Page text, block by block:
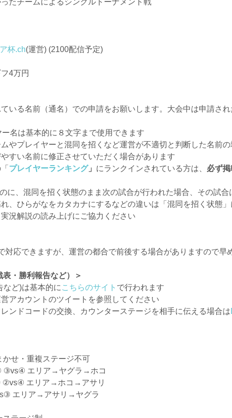
たチームによるシングルトーナメント戦
杯.ch(運営) (2100配信予定)
4万円
いる名前（通名）での申請をお願いします。大会中は申請さ
名は基本的に８文字まで使用できます
やプレイヤーと混同を招くなど運営が不適切と判断した名前
すい名前に修正させていただく場合があります
プレイヤーランキング」 にランクインされている方は、 必ず
、混同を招く状態のまま次の試合が行われた場合、その試合
、ひらがなをカタカナにするなどの違いは「混同を招く状態」
況解説の読み上げにご協力ください
対応できますが、運営の都合で前後する場合がありますので早
・勝利報告など）＞
など)は基本的に こちらのサイト で行われます
アカウントのツイートを参照してください
ンドコードの交換、カウンターステージを相手に伝える場合は
かせ・重複ステージ不可
③vs④ エリア→ヤグラ→ホコ
リア→ホコ→アサリ
ア→アサリ→ヤグラ